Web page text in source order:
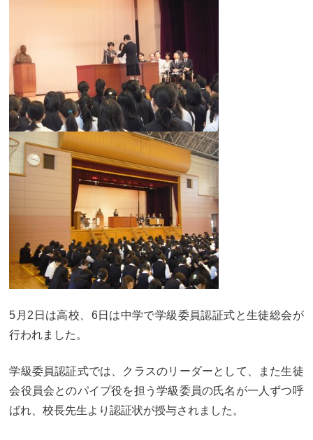
カリキュラム 授業、各教科の取り組み
補習・教養講座・公開講座・
高大連携・講習・勉強合宿
ライフスキルプログラム
芸術教育 課外授業
図書館教育 ICT機器の活用
吉祥の一日 年間行事
委員会活動・部活動 学校生活Q&A
生徒居住地・通学時間
卒業生のメッセージ 卒業生の活躍
5月2日は高校、6日は中学で学級委員認証式と生徒総会が
行われました。
学級委員認証式では、クラスのリーダーとして、また生徒
会役員会とのパイプ役を担う学級委員の氏名が一人ずつ呼
ばれ、校長先生より認証状が授与されました。